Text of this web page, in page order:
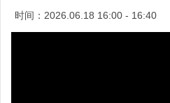
时间： 2026.06.18 16:00 - 16:40